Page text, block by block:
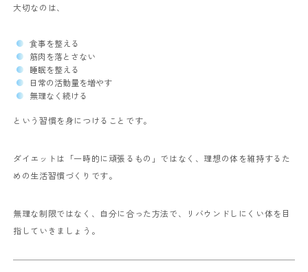
大切なのは、
食事を整える
筋肉を落とさない
睡眠を整える
日常の活動量を増やす
無理なく続ける
という習慣を身につけることです。
ダイエットは「一時的に頑張るもの」ではなく、理想の体を維持するた
めの生活習慣づくりです。
無理な制限ではなく、自分に合った方法で、リバウンドしにくい体を目
指していきましょう。